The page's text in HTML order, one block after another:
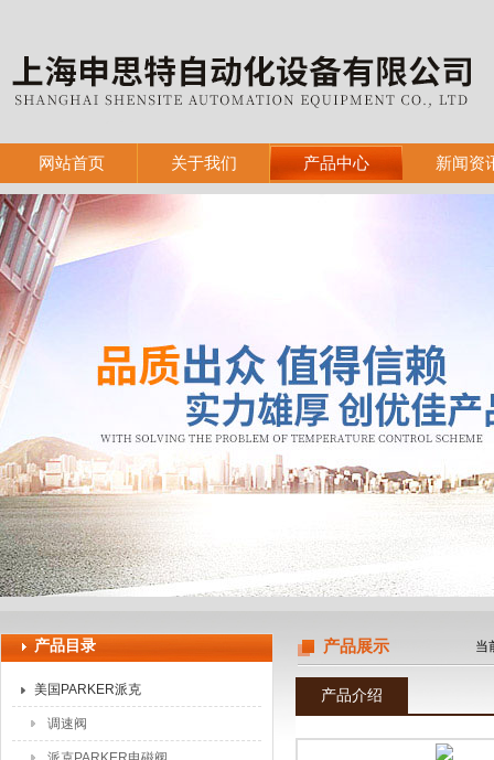
上海申思特自动化设备有限公司
网站首页 关于我们 产品中心 新闻资
产品目录
美国PARKER派克
调速阀
产品展示 当
产品介绍